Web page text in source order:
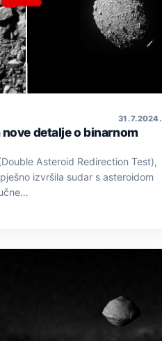
31. 7. 2024.
detalje o binarnom
Asteroid Redirection Test),
izvršila sudar s asteroidom